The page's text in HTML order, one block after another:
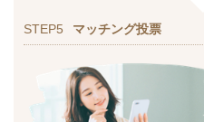
STEP5 マッチング投票